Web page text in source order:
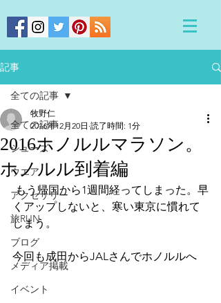
記事
全ての記事
シューズ
ウエア
アクセサリー
旅RUN
ブログ
メディア掲載
イベント
全ての記事
2016ホノルルマラソン。
ホノルル到着編
牧野仁
2016年12月20日 読了時間: 1分
もう帰国から1週間経ってしまった。早
くアップしないと、寒い東京に慣れて
しまう。
今回も成田からJALさんでホノルルへ